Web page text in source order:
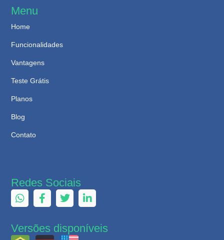
Menu
Home
Funcionalidades
Vantagens
Teste Grátis
Planos
Blog
Contato
Redes Sociais
Versões disponíveis